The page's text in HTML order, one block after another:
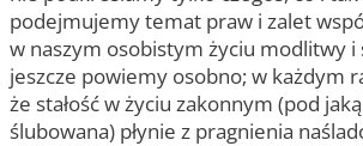
podejmujemy temat praw i zalet
w naszym osobistym życiu modlitwy i
jeszcze powiemy osobno; w każdym
że stałość w życiu zakonnym (pod
ślubowana) płynie z pragnienia